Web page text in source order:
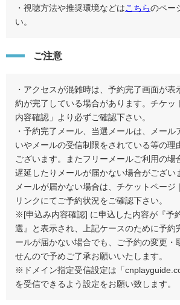
・視聴方法や推奨環境などはこちらのペー
い。
ご注意
・アクセスが混雑時は、予約完了画面が
約が完了している場合があります。チケッ
内容確認」より必ずご確認下さい。
・予約完了メール、当選メールは、メール
いやメールの受信制限をされている等の理
ございます。またフリーメールご利用の場
遅延したりメールが届かない場合がござい
メールが届かない場合は、チケットページ
リンクにてご予約状況をご確認下さい。
※[申込み内容確認] に申込した内容が『予
選』と表示され、上記ケースのために予約
ールが届かない場合でも、ご予約の変更・
せんので予めご了承お願いいたします。
※ドメイン指定受信設定は「
を受信できるよう設定をお願い致します。